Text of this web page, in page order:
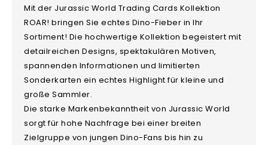
Mit der Jurassic World Trading Cards Kollektion
ROAR! bringen Sie echtes Dino-Fieber in Ihr
Sortiment! Die hochwertige Kollektion begeistert mit
detailreichen Designs, spektakulären Motiven,
spannenden Informationen und limitierten
Sonderkarten ein echtes Highlight für kleine und
große Sammler.
Die starke Markenbekanntheit von Jurassic World
sorgt für hohe Nachfrage bei einer breiten
Zielgruppe von jungen Dino-Fans bis hin zu